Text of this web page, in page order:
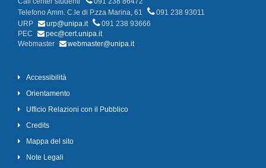
Telefono Amm. C.le di P.zza Marina, 61
091 238 93011
URP
urp@unipa.it
091 238 93666
PEC
pec@cert.unipa.it
Webmaster
webmaster@unipa.it
Accessibilità
Orientamento
Ufficio Relazioni con il Pubblico
Credits
Mappa del sito
Note Legali